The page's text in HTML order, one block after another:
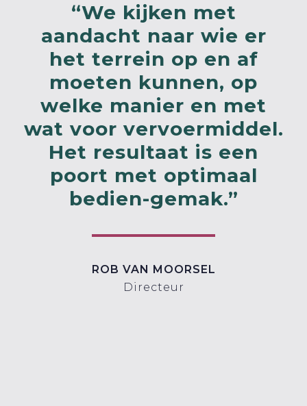
“We kijken met
aandacht naar wie er
het terrein op en af
moeten kunnen, op
welke manier en met
wat voor vervoermiddel.
Het resultaat is een
poort met optimaal
bedien-gemak.”
ROB VAN MOORSEL
Directeur